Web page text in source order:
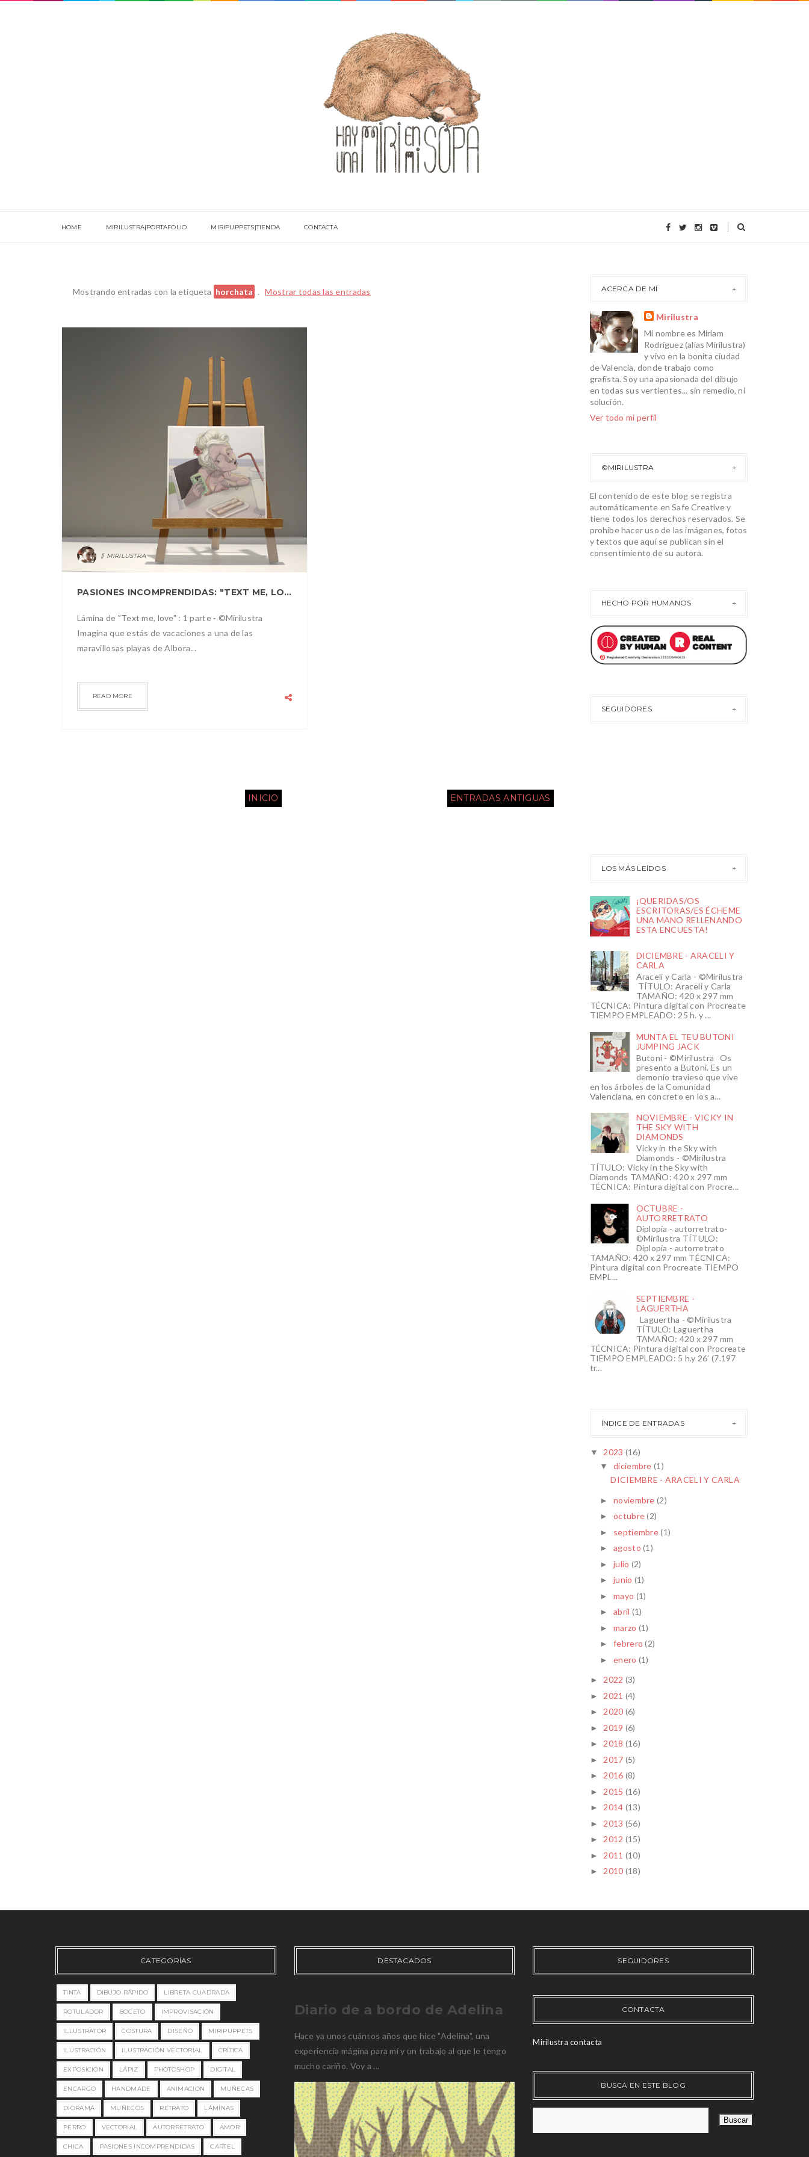
HOME MIRILUSTRA|PORTAFOLIO MIRIPUPPETS|TIENDA CONTACTA
Mostrando entradas con la etiqueta horchata . Mostrar todas las entradas
MIRILUSTRA
PASIONES INCOMPRENDIDAS: "TEXT ME, LOVE!"
Lámina de "Text me, love" : 1 parte - ©Mirilustra
Imagina que estás de vacaciones a una de las
maravillosas playas de Albora...
READ MORE
ENTRADAS ANTIGUAS
INICIO
ACERCA DE MÍ
Mirilustra
Mi nombre es Miriam
Rodríguez (alias Mirilustra)
y vivo en la bonita ciudad
de Valencia, donde trabajo como
grafista. Soy una apasionada del dibujo
en todas sus vertientes... sin remedio, ni
solución.
Ver todo mi perfil
©MIRILUSTRA
El contenido de este blog se registra
automáticamente en Safe Creative y
tiene todos los derechos reservados. Se
prohíbe hacer uso de las imágenes, fotos
y textos que aquí se publican sin el
consentimiento de su autora.
HECHO POR HUMANOS
SEGUIDORES
LOS MÁS LEÍDOS
¡QUERIDAS/OS
ESCRITORAS/ES ÉCHEME
UNA MANO RELLENANDO
ESTA ENCUESTA!
DICIEMBRE - ARACELI Y
CARLA
Araceli y Carla - ©Mirilustra
TÍTULO: Araceli y Carla
TAMAÑO: 420 x 297 mm
TÉCNICA: Pintura digital con Procreate
TIEMPO EMPLEADO: 25 h. y ...
MUNTA EL TEU BUTONI
JUMPING JACK
Butoni - ©Mirilustra Os
presento a Butoni. Es un
demonio travieso que vive
en los árboles de la Comunidad
Valenciana, en concreto en los a...
NOVIEMBRE - VICKY IN
THE SKY WITH
DIAMONDS
Vicky in the Sky with
Diamonds - ©Mirilustra
TÍTULO: Vicky in the Sky with
Diamonds TAMAÑO: 420 x 297 mm
TÉCNICA: Pintura digital con Procre...
OCTUBRE -
AUTORRETRATO
Diplopía - autorretrato-
©Mirilustra TÍTULO:
Diplopía - autorretrato
TAMAÑO: 420 x 297 mm TÉCNICA:
Pintura digital con Procreate TIEMPO
EMPL...
SEPTIEMBRE -
LAGUERTHA
Laguertha - ©Mirilustra
TÍTULO: Laguertha
TAMAÑO: 420 x 297 mm
TÉCNICA: Pintura digital con Procreate
TIEMPO EMPLEADO: 5 h.y 26’ (7.197
tr...
ÍNDICE DE ENTRADAS
▼ 2023 (16)
▼diciembre (1)
DICIEMBRE - ARACELI Y CARLA
►noviembre (2)
►octubre(2)
► septiembre(1)
►agosto(1)
►julio (2)
►junio (1)
►mayo (1)
►abril (1)
►marzo (1)
►febrero(2)
►enero (1)
► 2022 (3)
► 2021 (4)
► 2020 (6)
► 2019 (6)
► 2018 (16)
► 2017 (5)
► 2016 (8)
► 2015 (16)
► 2014 (13)
► 2013 (56)
► 2012 (15)
► 2011 (10)
► 2010 (18)
CATEGORÍAS
TINTA DIBUJO RÁPIDO LIBRETA CUADRADA
ROTULADOR BOCETO IMPROVISACIÓN
ILLUSTRATOR COSTURA DISEÑO MIRIPUPPETS
ILUSTRACIÓN ILUSTRACIÓN VECTORIAL CRÍTICA
EXPOSICIÓN LÁPIZ PHOTOSHOP DIGITAL
ENCARGO HANDMADE ANIMACION MUÑECAS
DIORAMA MUÑECOS RETRATO LÁMINAS
PERRO VECTORIAL AUTORRETRATO AMOR
CHICA PASIONES INCOMPRENDIDAS CARTEL
DESTACADOS
Diario de a bordo de Adelina
Hace ya unos cuántos años que hice "Adelina", una
experiencia mágina para mí y un trabajo al que le tengo
mucho cariño. Voy a ...
SEGUIDORES
CONTACTA
Mirilustra contacta
BUSCA EN ESTE BLOG